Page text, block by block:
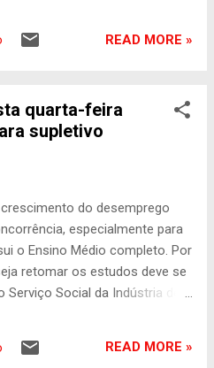
que Dilma não fica
e 36 a favor, com
assista ao vivo Carolina
61 a 20, o plenário do
abstenção. A posse de
ainda hoje, às 16h, no plenário
foi comemorado com
do presidente interino
cantaram o Hino Nacional. O
Federal (STF), Ricardo
READ MORE »
quarta-feira
supletivo
do desemprego
especialmente para
o Ensino Médio completo. Por
retomar os estudos deve se
Serviço Social da Indústria de
(EJA), antigo supletivo. São
READ MORE »